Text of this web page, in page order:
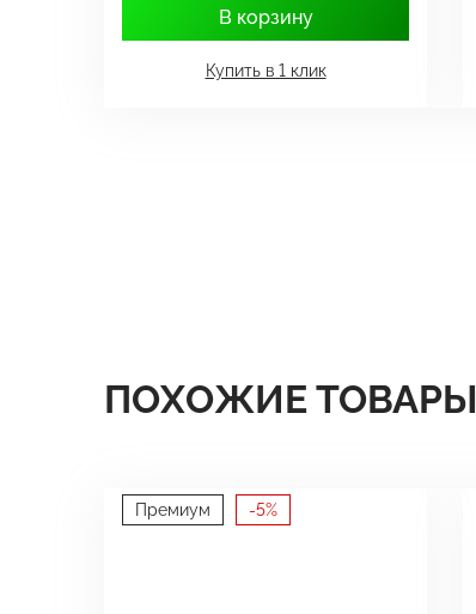
В корзину
Купить в 1 клик
ПОХОЖИЕ ТОВАРЫ
Премиум -5%